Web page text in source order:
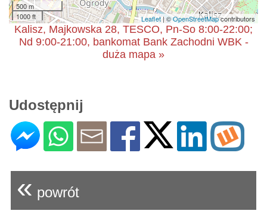
500 m
1000 ft
Leaflet| ©OpenStreetMapcontributors
Kalisz, Majkowska 28, TESCO, Pn-So 8:00-22:00;
Nd 9:00-21:00, bankomat Bank Zachodni WBK -
duża mapa »
Udostępnij
« powrót